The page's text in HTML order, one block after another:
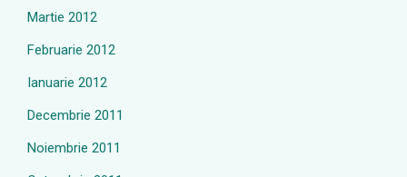
Martie 2012
Februarie 2012
Ianuarie 2012
Decembrie 2011
Noiembrie 2011